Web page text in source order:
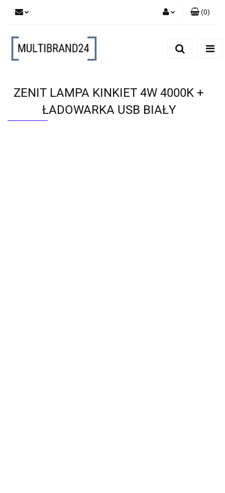
(0)
ZENIT LAMPA KINKIET 4W 4000K +
ŁADOWARKA USB BIAŁY